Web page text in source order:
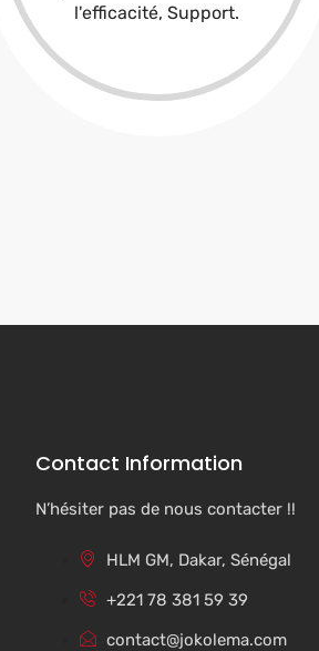
l'efficacité, Support.
Contact Information
N’hésiter pas de nous contacter !!
HLM GM, Dakar, Sénégal
+221 78 381 59 39
contact@jokolema.com